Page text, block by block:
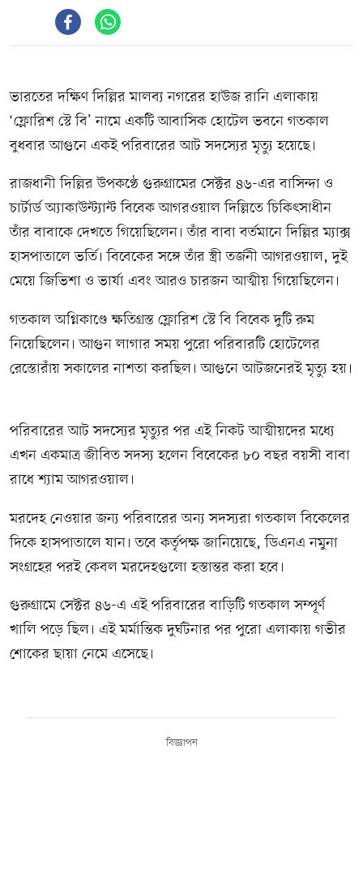
ভারতের দক্ষিণ দিল্লির মালব্য নগরের হাউজ রানি এলাকায়
‘ফ্লোরিশ স্টে বি’ নামে একটি আবাসিক হোটেল ভবনে গতকাল
বুধবার আগুনে একই পরিবারের আট সদস্যের মৃত্যু হয়েছে।
রাজধানী দিল্লির উপকণ্ঠে গুরুগ্রামের সেক্টর ৪৬-এর বাসিন্দা ও
চার্টার্ড অ্যাকাউন্ট্যান্ট বিবেক আগরওয়াল দিল্লিতে চিকিৎসাধীন
তাঁর বাবাকে দেখতে গিয়েছিলেন। তাঁর বাবা বর্তমানে দিল্লির ম্যাক্স
হাসপাতালে ভর্তি। বিবেকের সঙ্গে তাঁর স্ত্রী তর্জনী আগরওয়াল, দুই
মেয়ে জিভিশা ও ভার্যা এবং আরও চারজন আত্মীয় গিয়েছিলেন।
গতকাল অগ্নিকাণ্ডে ক্ষতিগ্রস্ত ফ্লোরিশ স্টে বি বিবেক দুটি রুম
নিয়েছিলেন। আগুন লাগার সময় পুরো পরিবারটি হোটেলের
রেস্তোরাঁয় সকালের নাশতা করছিল। আগুনে আটজনেরই মৃত্যু হয়।
পরিবারের আট সদস্যের মৃত্যুর পর এই নিকট আত্মীয়দের মধ্যে
এখন একমাত্র জীবিত সদস্য হলেন বিবেকের ৮০ বছর বয়সী বাবা
রাধে শ্যাম আগরওয়াল।
মরদেহ নেওয়ার জন্য পরিবারের অন্য সদস্যরা গতকাল বিকেলের
দিকে হাসপাতালে যান। তবে কর্তৃপক্ষ জানিয়েছে, ডিএনএ নমুনা
সংগ্রহের পরই কেবল মরদেহগুলো হস্তান্তর করা হবে।
গুরুগ্রামে সেক্টর ৪৬-এ এই পরিবারের বাড়িটি গতকাল সম্পূর্ণ
খালি পড়ে ছিল। এই মর্মান্তিক দুর্ঘটনার পর পুরো এলাকায় গভীর
শোকের ছায়া নেমে এসেছে।
বিজ্ঞাপন